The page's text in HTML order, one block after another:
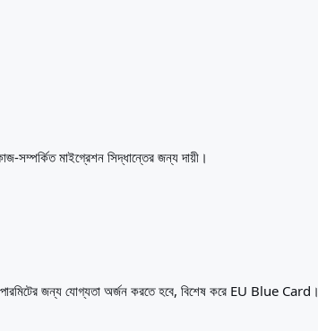
সম্পর্কিত মাইগ্রেশন সিদ্ধান্তের জন্য দায়ী।
পারমিটের জন্য যোগ্যতা অর্জন করতে হবে, বিশেষ করে EU Blue Card।